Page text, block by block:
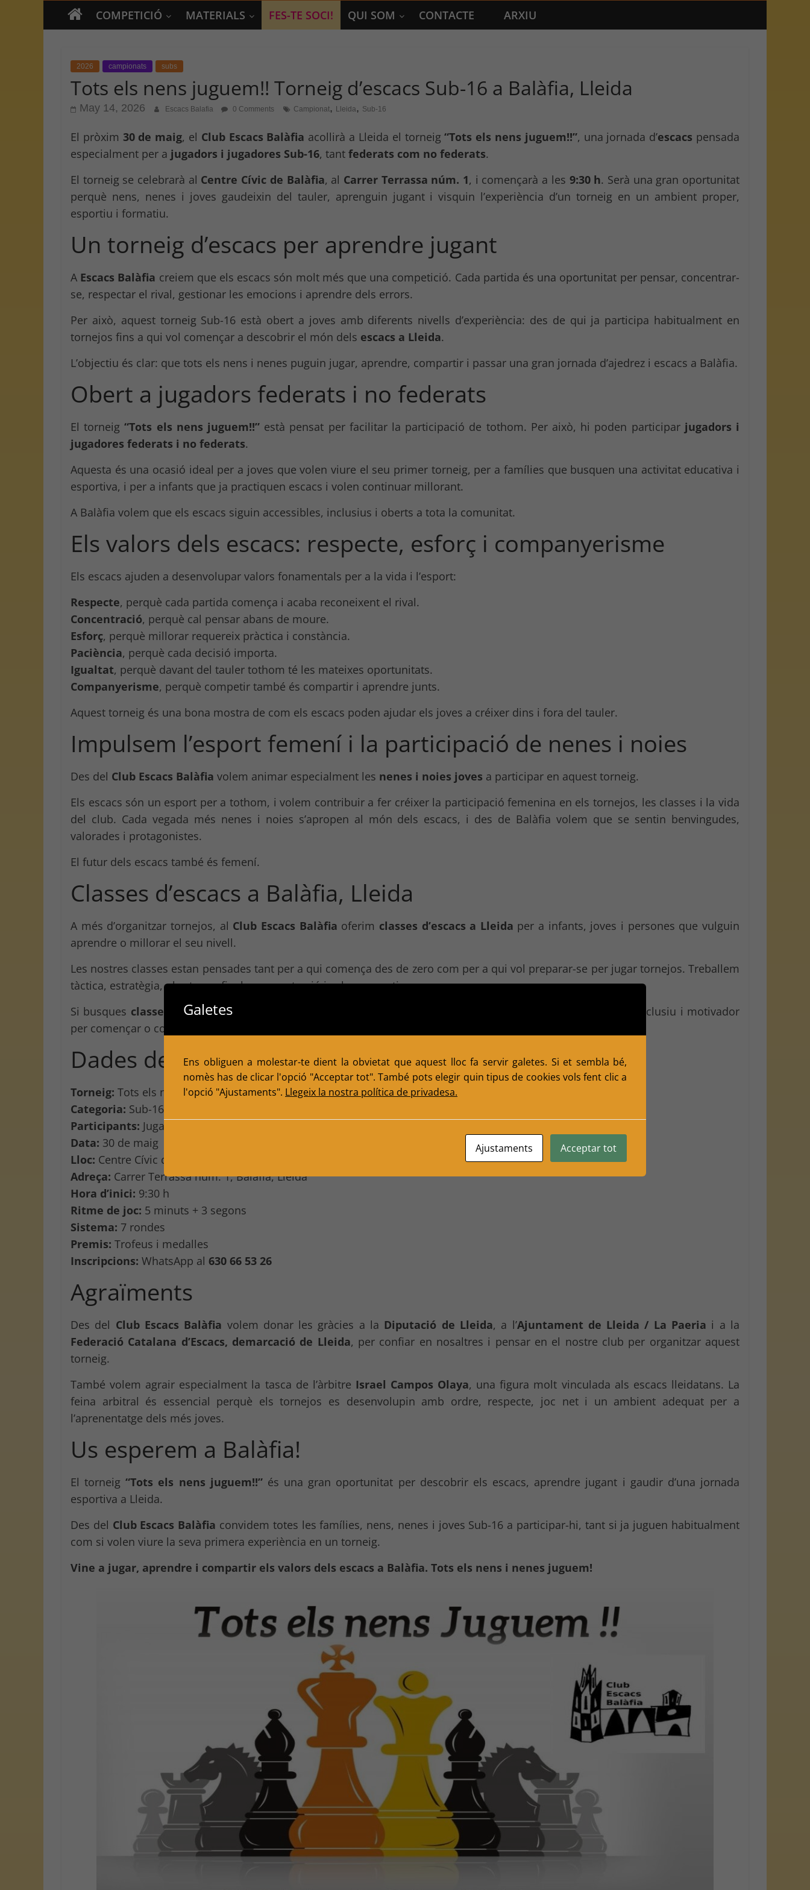
COMPETICIÓ MATERIALS FES-TE SOCI! QUI SOM CONTACTE ARXIU
2026 campionats subs
Tots els nens juguem!! Torneig d’escacs Sub-16 a Balàfia, Lleida
May 14, 2026 Escacs Balafia 0 Comments Campionat, Lleida, Sub-16
El pròxim 30 de maig, el Club Escacs Balàfia acollirà a Lleida el torneig“Tots els nens juguem!!”, una jornada d’escacs pensada
especialment per a jugadors i jugadores Sub-16, tant federats com no federats.
El torneig se celebrarà al Centre Cívic de Balàfia, al Carrer Terrassa núm. 1, i començarà a les 9:30 h. Serà una gran oportunitat
perquè nens, nenes i joves gaudeixin del tauler, aprenguin jugant i visquin l’experiència d’un torneig en un ambient proper,
esportiu i formatiu.
Un torneig d’escacs per aprendre jugant
A Escacs Balàfia creiem que els escacs són molt més que una competició. Cada partida és una oportunitat per pensar, concentrar-
se, respectar el rival, gestionar les emocions i aprendre dels errors.
Per això, aquest torneig Sub-16 està obert a joves amb diferents nivells d’experiència: des de qui ja participa habitualment en
tornejos fins a qui vol començar a descobrir el món dels escacs a Lleida.
L’objectiu és clar: que tots els nens i nenes puguin jugar, aprendre, compartir i passar una gran jornada d’ajedrez i escacs a Balàfia.
Obert a jugadors federats i no federats
El torneig“Tots els nens juguem!!” està pensat per facilitar la participació de tothom. Per això, hi poden participar jugadors i
jugadores federats i no federats.
Aquesta és una ocasió ideal per a joves que volen viure el seu primer torneig, per a famílies que busquen una activitat educativa i
esportiva, i per a infants que ja practiquen escacs i volen continuar millorant.
A Balàfia volem que els escacs siguin accessibles, inclusius i oberts a tota la comunitat.
Els valors dels escacs: respecte, esforç i companyerisme
Els escacs ajuden a desenvolupar valors fonamentals per a la vida i l’esport:
Respecte, perquè cada partida comença i acaba reconeixent el rival.
Concentració, perquè cal pensar abans de moure.
Esforç, perquè millorar requereix pràctica i constància.
Paciència, perquè cada decisió importa.
Igualtat, perquè davant del tauler tothom té les mateixes oportunitats.
Companyerisme, perquè competir també és compartir i aprendre junts.
Aquest torneig és una bona mostra de com els escacs poden ajudar els joves a créixer dins i fora del tauler.
Impulsem l’esport femení i la participació de nenes i noies
Des del Club Escacs Balàfia volem animar especialment les nenes i noies joves a participar en aquest torneig.
Els escacs són un esport per a tothom, i volem contribuir a fer créixer la participació femenina en els tornejos, les classes i la vida
del club. Cada vegada més nenes i noies s’apropen al món dels escacs, i des de Balàfia volem que se sentin benvingudes,
valorades i protagonistes.
El futur dels escacs també és femení.
Classes d’escacs a Balàfia, Lleida
A més d’organitzar tornejos, al Club Escacs Balàfia oferim classes d’escacs a Lleida per a infants, joves i persones que vulguin
aprendre o millorar el seu nivell.
Les nostres classes estan pensades tant per a qui comença des de zero com per a qui vol preparar-se per jugar tornejos. Treballem
tàctica, estratègia, obertures, finals, concentració i valors esportius.
Si busques classes d’escacso un club proper on aprendre i jugar, el
és un espai obert, inclusiu i motivador
per començar o continuar creixent com a jugador o jugadora.
Dades del torneig
Torneig: Tots els nens juguem!!
Categoria: Sub-16
Participants: Jugadors i jugadores federats i no federats
Data: 30 de maig
Lloc: Centre Cívic de Balàfia
Adreça: Carrer Terrassa núm. 1, Balàfia, Lleida
Hora d’inici: 9:30 h
Ritme de joc: 5 minuts + 3 segons
Sistema: 7 rondes
Premis: Trofeus i medalles
Inscripcions: WhatsApp al 630 66 53 26
Agraïments
Des del Club Escacs Balàfia volem donar les gràcies a la Diputació de Lleida, a l’Ajuntament de Lleida / La Paeria i a la
Federació Catalana d’Escacs, demarcació de Lleida, per confiar en nosaltres i pensar en el nostre club per organitzar aquest
torneig.
També volem agrair especialment la tasca de l’àrbitre Israel Campos Olaya, una figura molt vinculada als escacs lleidatans. La
feina arbitral és essencial perquè els tornejos es desenvolupin amb ordre, respecte, joc net i un ambient adequat per a
l’aprenentatge dels més joves.
Us esperem a Balàfia!
El torneig“Tots els nens juguem!!”és una gran oportunitat per descobrir els escacs, aprendre jugant i gaudir d’una jornada
esportiva a Lleida.
Des del Club Escacs Balàfia convidem totes les famílies, nens, nenes i joves Sub-16 a participar-hi, tant si ja juguen habitualment
com si volen viure la seva primera experiència en un torneig.
Vine a jugar, aprendre i compartir els valors dels escacs a Balàfia. Tots els nens i nenes juguem!
Galetes
Ens obliguen a molestar-te dient la obvietat que aquest lloc fa servir galetes. Si et sembla bé,
nomès has de clicar l'opció "Acceptar tot". També pots elegir quin tipus de cookies vols fent clic a
l'opció "Ajustaments". Llegeix la nostra política de privadesa.
Ajustaments Acceptar tot